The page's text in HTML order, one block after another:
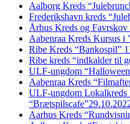
Aalborg Kreds
Frederikshavn kreds
Århus Kreds og Favrskov
Aabenraa Kreds Kursus i
Ribe Kreds “Bankospil”
Ribe kreds “indkalder til
ULF-ungdom
Aabenraa Kreds
ULF-ungdom
Aarhus Kreds